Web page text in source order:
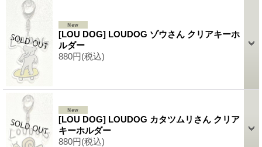
[LOU DOG] LOUDOG ゾウさん クリアキーホ
ルダー
880円(税込)
[LOU DOG] LOUDOG カタツムリさん クリア
キーホルダー
880円(税込)